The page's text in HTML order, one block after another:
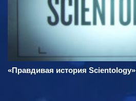
«Правдивая история Scientology»